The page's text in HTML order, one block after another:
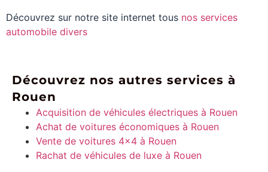
Découvrez sur notre site internet tous nos services
automobile divers
Découvrez nos autres services à
Rouen
Acquisition de véhicules électriques à Rouen
Achat de voitures économiques à Rouen
Vente de voitures 4×4 à Rouen
Rachat de véhicules de luxe à Rouen